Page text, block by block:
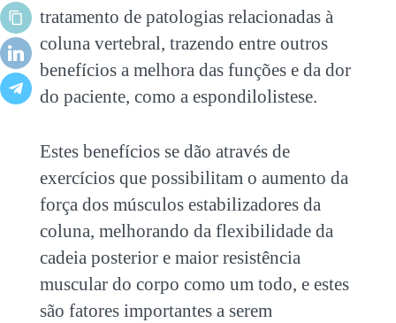
tratamento de patologias relacionadas à
coluna vertebral, trazendo entre outros
benefícios a melhora das funções e da dor
do paciente, como a espondilolistese.
Estes benefícios se dão através de
exercícios que possibilitam o aumento da
força dos músculos estabilizadores da
coluna, melhorando da flexibilidade da
cadeia posterior e maior resistência
muscular do corpo como um todo, e estes
são fatores importantes a serem